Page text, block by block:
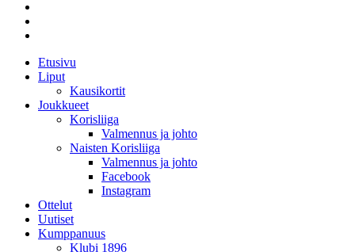
Etusivu
Liput
Kausikortit
Joukkueet
Korisliiga
Valmennus ja johto
Naisten Korisliiga
Valmennus ja johto
Facebook
Instagram
Ottelut
Uutiset
Kumppanuus
Klubi 1896